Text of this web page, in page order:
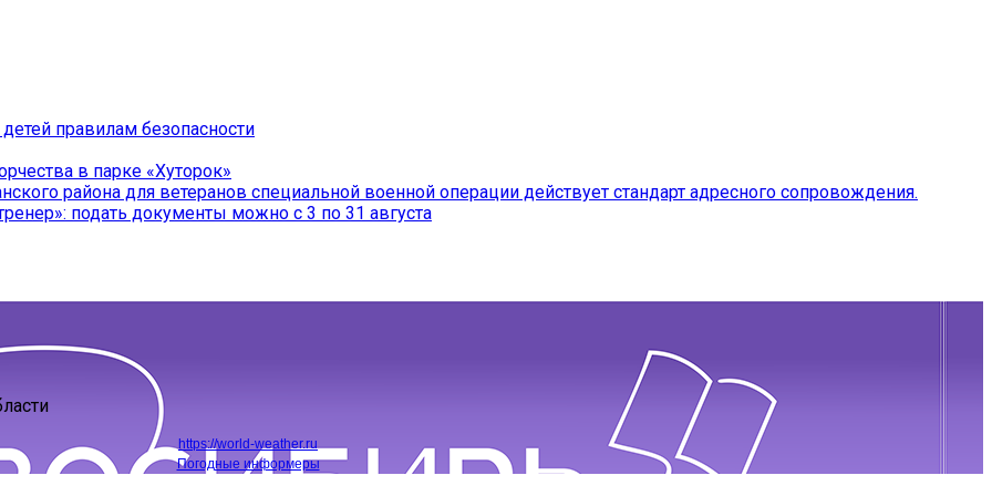
правилам безопасности
в парке «Хуторок»
района для ветеранов специальной военной операции действует стандарт адресного сопровождения.
подать документы можно с 3 по 31 августа
https://world-weather.ru
Погодные информеры